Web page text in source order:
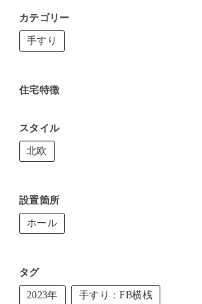
カテゴリー
手すり
住宅特徴
スタイル
北欧
設置箇所
ホール
タグ
2023年 手すり：FB横桟